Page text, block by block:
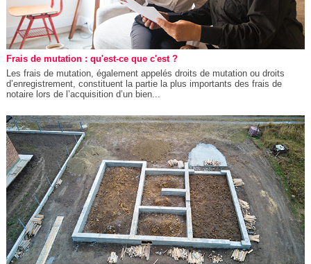
Frais de mutation : qu'est-ce que c'est ?
Les frais de mutation, également appelés droits de mutation ou droits
d’enregistrement, constituent la partie la plus importants des frais de
notaire lors de l’acquisition d’un bien...